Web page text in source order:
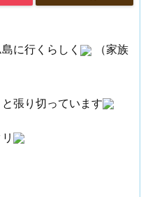
に行くらしく
（家族
張り切っています